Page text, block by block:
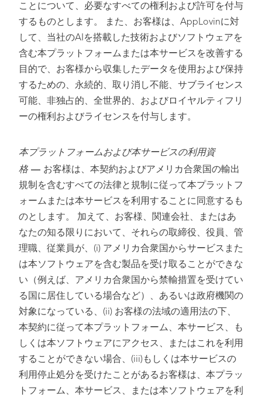
ことについて、必要なすべての権利および許可を付与
するものとします。 また、お客様は、AppLovinに対
して、当社のAIを搭載した技術およびソフトウェアを
含む本プラットフォームまたは本サービスを改善する
目的で、お客様から収集したデータを使用および保持
するための、永続的、取り消し不能、サブライセンス
可能、非独占的、全世界的、およびロイヤルティフリ
ーの権利およびライセンスを付与します。
本プラットフォームおよび本サービスの利用資
格 — お客様は、本契約およびアメリカ合衆国の輸出
規制を含むすべての法律と規制に従って本プラットフ
ォームまたは本サービスを利用することに同意するも
のとします。 加えて、お客様、関連会社、またはあ
なたの知る限りにおいて、それらの取締役、役員、管
理職、従業員が、(i) アメリカ合衆国からサービスまた
は本ソフトウェアを含む製品を受け取ることができな
い（例えば、アメリカ合衆国から禁輸措置を受けてい
る国に居住している場合など）、あるいは政府機関の
対象になっている、(ii) お客様の法域の適用法の下、
本契約に従って本プラットフォーム、本サービス、も
しくは本ソフトウェアにアクセス、またはこれを利用
することができない場合、(iii)もしくは本サービスの
利用停止処分を受けたことがあるお客様は、本プラッ
トフォーム、本サービス、または本ソフトウェアを利